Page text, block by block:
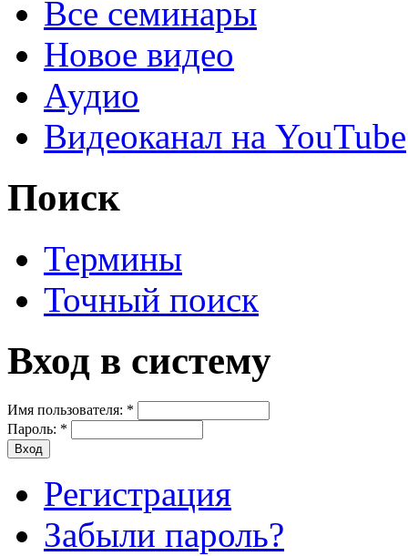
Все семинары
Новое видео
Аудио
Видеоканал на YouTube
Поиск
Термины
Точный поиск
Вход в систему
Имя пользователя: *
Пароль: *
Регистрация
Забыли пароль?